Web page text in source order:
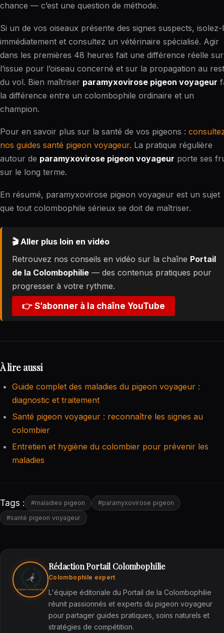
chance — c’est une question de méthode.
Si un de vos oiseaux présente des signes suspects, isolez-
immédiatement et consultez un vétérinaire spécialisé. Agir
dans les premières 48 heures fait une différence réelle sur
l’issue pour l’oiseau concerné et sur la propagation au
du vol. Bien maîtriser paramyxovirose pigeon voyageur
la différence entre un colombophile ordinaire et un
champion.
Pour en savoir plus sur la santé de vos pigeons :
nos guides santé pigeon voyageur. La pratique régulière
autour de paramyxovirose pigeon voyageur porte ses
sur le long terme.
En résumé, paramyxovirose pigeon voyageur est un sujet
que tout colombophile sérieux se doit de maîtriser.
🎬 Aller plus loin en vidéo
Retrouvez nos conseils en vidéo sur la chaîne Portail
de la Colombophilie — des contenus pratiques pour
progresser à votre rythme.
👉 S’abonner à la chaîne YouTube
À lire aussi
Guide complet des maladies du pigeon voyageur :
diagnostic et traitement
Santé pigeon voyageur : reconnaître les signes au
colombier
Entretien et hygiène du colombier pour prévenir les
maladies
Tags : #maladies pigeon
#paramyxovirose pigeon
#santé pigeon voyageur
Rédaction Portail Colombophilie
Colombophile expert
L'équipe éditoriale du Portail de la Colombophilie
réunit passionnés et experts du pigeon voyageur
pour partager guides pratiques, soins naturels et
stratégies de compétition.